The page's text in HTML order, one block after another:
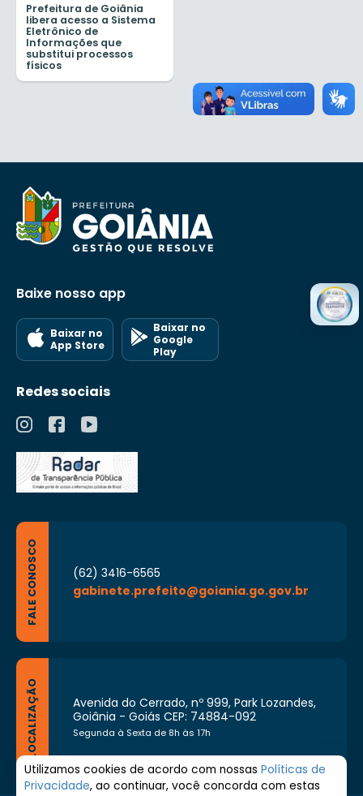
Prefeitura de Goiânia
libera acesso a Sistema
Eletrônico de
Informações que
substitui processos
físicos
Baixe nosso app
Baixar no
App Store
Baixar no
Google
Play
Redes sociais
FALE CONOSCO
(62) 3416-6565
gabinete.prefeito@goiania.go.gov.br
LOCALIZAÇÃO
Avenida do Cerrado, nº 999, Park Lozandes,
Goiânia - Goiás CEP: 74884-092
Segunda à Sexta de 8h às 17h
Utilizamos cookies de acordo com nossas Políticas de
Privacidade, ao continuar, você concorda com estas